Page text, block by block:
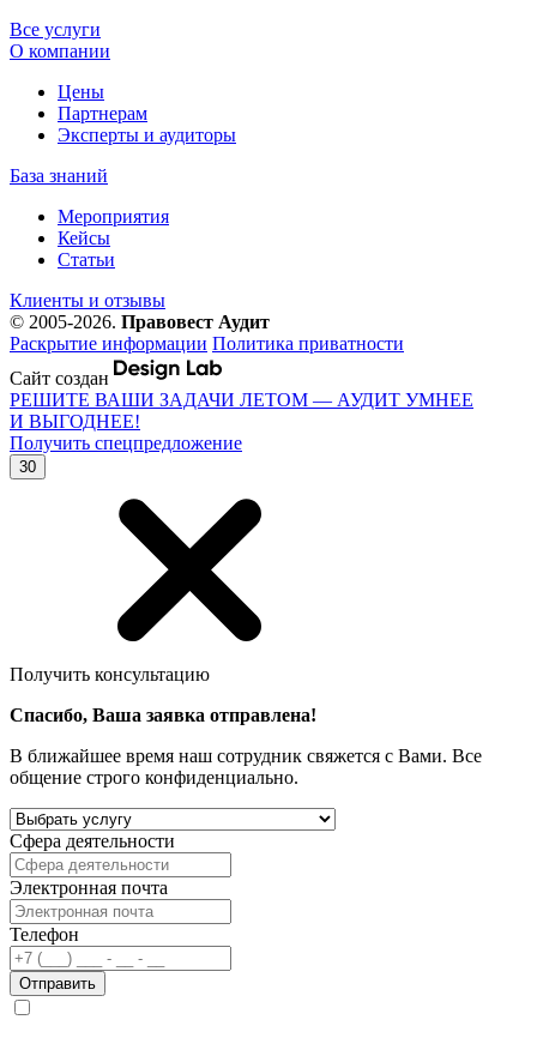
Все услуги
О компании
Цены
Партнерам
Эксперты и аудиторы
База знаний
Мероприятия
Кейсы
Статьи
Клиенты и отзывы
© 2005-2026. Правовест Аудит
Раскрытие информации Политика приватности
Сайт создан
РЕШИТЕ ВАШИ ЗАДАЧИ ЛЕТОМ — АУДИТ УМНЕЕ
И ВЫГОДНЕЕ!
Получить спецпредложение
30
Получить консультацию
Спасибо, Ваша заявка отправлена!
В ближайшее время наш сотрудник свяжется с Вами. Все
общение строго конфиденциально.
Сфера деятельности
Электронная почта
Телефон
Отправить